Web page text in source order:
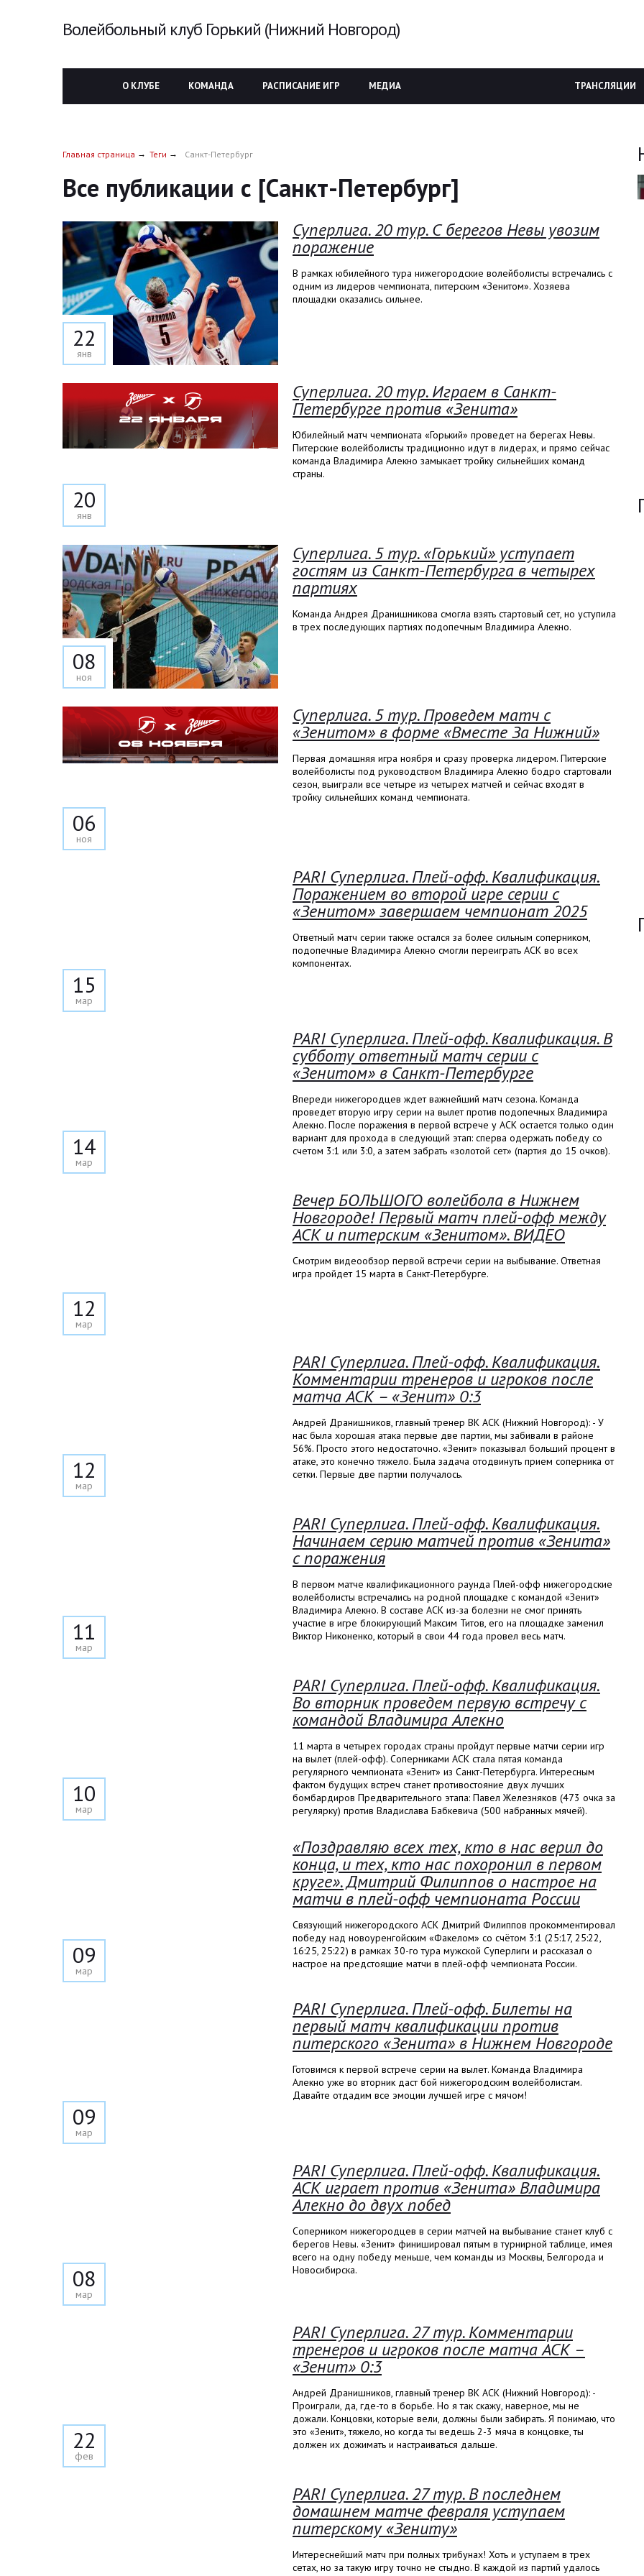
Волейбольный клуб Горький (Нижний Новгород)
О КЛУБЕ КОМАНДА РАСПИСАНИЕ ИГР МЕДИА ТРАНСЛЯЦИИ
Главная страница Теги Санкт-Петербург
Все публикации с [Санкт-Петербург]
22
янв
Суперлига. 20 тур. С берегов Невы увозим
поражение
В рамках юбилейного тура нижегородские волейболисты встречались с
одним из лидеров чемпионата, питерским «Зенитом». Хозяева
площадки оказались сильнее.
20
янв
Суперлига. 20 тур. Играем в Санкт-
Петербурге против «Зенита»
Юбилейный матч чемпионата «Горький» проведет на берегах Невы.
Питерские волейболисты традиционно идут в лидерах, и прямо сейчас
команда Владимира Алекно замыкает тройку сильнейших команд
страны.
08
ноя
Суперлига. 5 тур. «Горький» уступает
гостям из Санкт-Петербурга в четырех
партиях
Команда Андрея Дранишникова смогла взять стартовый сет, но уступила
в трех последующих партиях подопечным Владимира Алекно.
06
ноя
Суперлига. 5 тур. Проведем матч с
«Зенитом» в форме «Вместе За Нижний»
Первая домашняя игра ноября и сразу проверка лидером. Питерские
волейболисты под руководством Владимира Алекно бодро стартовали
сезон, выиграли все четыре из четырех матчей и сейчас входят в
тройку сильнейших команд чемпионата.
15
мар
PARI Суперлига. Плей-офф. Квалификация.
Поражением во второй игре серии с
«Зенитом» завершаем чемпионат 2025
Ответный матч серии также остался за более сильным соперником,
подопечные Владимира Алекно смогли переиграть АСК во всех
компонентах.
14
мар
PARI Суперлига. Плей-офф. Квалификация. В
субботу ответный матч серии с
«Зенитом» в Санкт-Петербурге
Впереди нижегородцев ждет важнейший матч сезона. Команда
проведет вторую игру серии на вылет против подопечных Владимира
Алекно. После поражения в первой встрече у АСК остается только один
вариант для прохода в следующий этап: сперва одержать победу со
счетом 3:1 или 3:0, а затем забрать «золотой сет» (партия до 15 очков).
12
мар
Вечер БОЛЬШОГО волейбола в Нижнем
Новгороде! Первый матч плей-офф между
АСК и питерским «Зенитом». ВИДЕО
Смотрим видеообзор первой встречи серии на выбывание. Ответная
игра пройдет 15 марта в Санкт-Петербурге.
12
мар
PARI Суперлига. Плей-офф. Квалификация.
Комментарии тренеров и игроков после
матча АСК – «Зенит» 0:3
Андрей Дранишников, главный тренер ВК АСК (Нижний Новгород): - У
нас была хорошая атака первые две партии, мы забивали в районе
56%. Просто этого недостаточно. «Зенит» показывал больший процент в
атаке, это конечно тяжело. Была задача отодвинуть прием соперника от
сетки. Первые две партии получалось.
11
мар
PARI Суперлига. Плей-офф. Квалификация.
Начинаем серию матчей против «Зенита»
с поражения
В первом матче квалификационного раунда Плей-офф нижегородские
волейболисты встречались на родной площадке с командой «Зенит»
Владимира Алекно. В составе АСК из-за болезни не смог принять
участие в игре блокирующий Максим Титов, его на площадке заменил
Виктор Никоненко, который в свои 44 года провел весь матч.
10
мар
PARI Суперлига. Плей-офф. Квалификация.
Во вторник проведем первую встречу с
командой Владимира Алекно
11 марта в четырех городах страны пройдут первые матчи серии игр
на вылет (плей-офф). Соперниками АСК стала пятая команда
регулярного чемпионата «Зенит» из Санкт-Петербурга. Интересным
фактом будущих встреч станет противостояние двух лучших
бомбардиров Предварительного этапа: Павел Железняков (473 очка за
регулярку) против Владислава Бабкевича (500 набранных мячей).
09
мар
«Поздравляю всех тех, кто в нас верил до
конца, и тех, кто нас похоронил в первом
круге». Дмитрий Филиппов о настрое на
матчи в плей-офф чемпионата России
Связующий нижегородского АСК Дмитрий Филиппов прокомментировал
победу над новоуренгойским «Факелом» со счётом 3:1 (25:17, 25:22,
16:25, 25:22) в рамках 30-го тура мужской Суперлиги и рассказал о
настрое на предстоящие матчи в плей-офф чемпионата России.
09
мар
PARI Суперлига. Плей-офф. Билеты на
первый матч квалификации против
питерского «Зенита» в Нижнем Новгороде
Готовимся к первой встрече серии на вылет. Команда Владимира
Алекно уже во вторник даст бой нижегородским волейболистам.
Давайте отдадим все эмоции лучшей игре с мячом!
08
мар
PARI Суперлига. Плей-офф. Квалификация.
АСК играет против «Зенита» Владимира
Алекно до двух побед
Соперником нижегородцев в серии матчей на выбывание станет клуб с
берегов Невы. «Зенит» финишировал пятым в турнирной таблице, имея
всего на одну победу меньше, чем команды из Москвы, Белгорода и
Новосибирска.
22
фев
PARI Суперлига. 27 тур. Комментарии
тренеров и игроков после матча АСК –
«Зенит» 0:3
Андрей Дранишников, главный тренер ВК АСК (Нижний Новгород): -
Проиграли, да, где-то в борьбе. Но я так скажу, наверное, мы не
дожали. Концовки, которые вели, должны были забирать. Я понимаю, что
это «Зенит», тяжело, но когда ты ведешь 2-3 мяча в концовке, ты
должен их дожимать и настраиваться дальше.
PARI Суперлига. 27 тур. В последнем
домашнем матче февраля уступаем
питерскому «Зениту»
Интереснейший матч при полных трибунах! Хоть и уступаем в трех
сетах, но за такую игру точно не стыдно. В каждой из партий удалось